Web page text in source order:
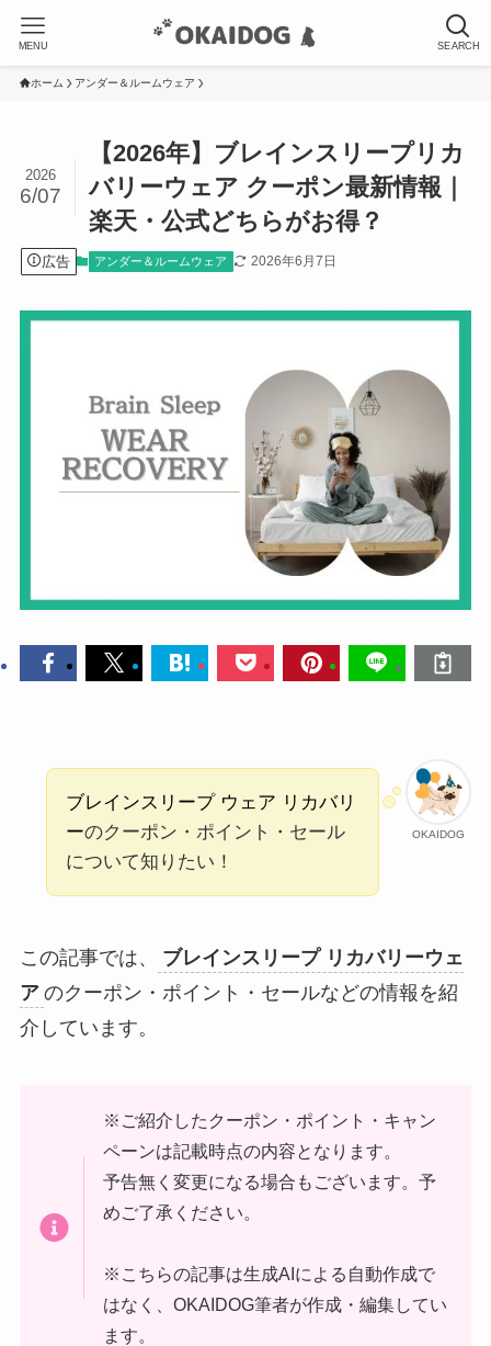
SEARCH
MENU
ホーム アンダー＆ルームウェア
【2026年】ブレインスリープリカ
バリーウェア クーポン最新情報｜
楽天・公式どちらがお得？
2026
6/07
広告 アンダー＆ルームウェア 2026年6月7日
OKAIDOG
ブレインスリープ ウェア リカバリ
ーのクーポン・ポイント・セール
について知りたい！
この記事では、
ブレインスリープ リカバリーウェ
ア のクーポン・ポイント・セールなどの情報を紹
介しています。
※ご紹介したクーポン・ポイント・キャン
ペーンは記載時点の内容となります。
予告無く変更になる場合もございます。予
めご了承ください。
※こちらの記事は生成AIによる自動作成で
はなく、OKAIDOG筆者が作成・編集してい
ます。